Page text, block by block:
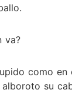
va?
como en
su